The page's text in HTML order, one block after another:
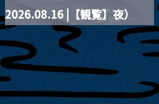
2026.08.16 |【観覧】夜）
four dots vol.2